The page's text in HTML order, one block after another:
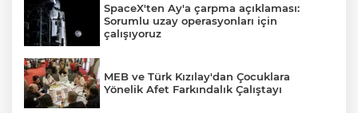
SpaceX'ten Ay'a çarpma açıklaması:
Sorumlu uzay operasyonları için
çalışıyoruz
MEB ve Türk Kızılay'dan Çocuklara
Yönelik Afet Farkındalık Çalıştayı